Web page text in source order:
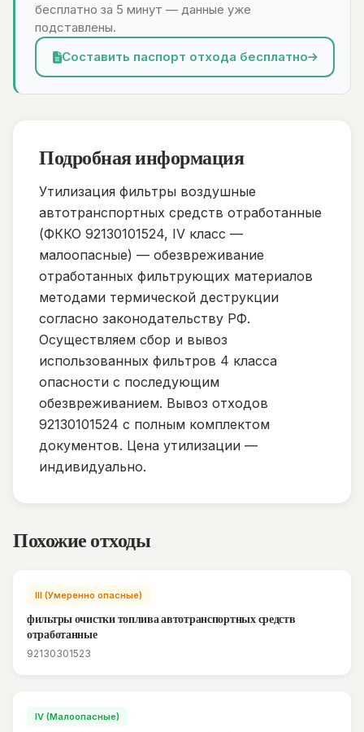
бесплатно за 5 минут — данные уже
подставлены.
Составить паспорт отхода бесплатно
Подробная информация
Утилизация фильтры воздушные
автотранспортных средств отработанные
(ФККО 92130101524, IV класс —
малоопасные) — обезвреживание
отработанных фильтрующих материалов
методами термической деструкции
согласно законодательству РФ.
Осуществляем сбор и вывоз
использованных фильтров 4 класса
опасности с последующим
обезвреживанием. Вывоз отходов
92130101524 с полным комплектом
документов. Цена утилизации —
индивидуально.
Похожие отходы
III (Умеренно опасные)
фильтры очистки топлива автотранспортных средств
отработанные
92130301523
IV (Малоопасные)